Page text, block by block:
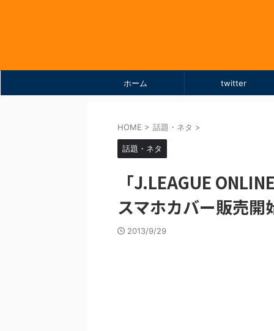
ホーム twitter
HOME > 話題・ネタ >
話題・ネタ
「J.LEAGUE
スマホカバー販売開
2013/9/29